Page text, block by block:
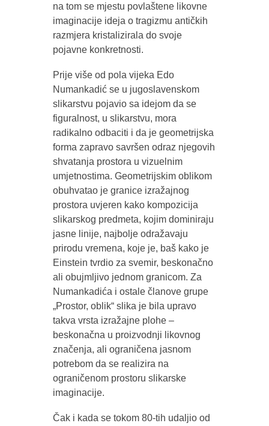
na tom se mjestu povlaštene likovne
imaginacije ideja o tragizmu antičkih
razmjera kristalizirala do svoje
pojavne konkretnosti.
Prije više od pola vijeka Edo
Numankadić se u jugoslavenskom
slikarstvu pojavio sa idejom da se
figuralnost, u slikarstvu, mora
radikalno odbaciti i da je geometrijska
forma zapravo savršen odraz njegovih
shvatanja prostora u vizuelnim
umjetnostima. Geometrijskim oblikom
obuhvatao je granice izražajnog
prostora uvjeren kako kompozicija
slikarskog predmeta, kojim dominiraju
jasne linije, najbolje odražavaju
prirodu vremena, koje je, baš kako je
Einstein tvrdio za svemir, beskonačno
ali obujmljivo jednom granicom. Za
Numankadića i ostale članove grupe
„Prostor, oblik“ slika je bila upravo
takva vrsta izražajne plohe –
beskonačna u proizvodnji likovnog
značenja, ali ograničena jasnom
potrebom da se realizira na
ograničenom prostoru slikarske
imaginacije.
Čak i kada se tokom 80-tih udaljio od